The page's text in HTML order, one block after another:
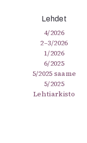
Lehdet
4/2026
2–3/2026
1/2026
6/2025
5/2025 saame
5/2025
Lehtiarkisto